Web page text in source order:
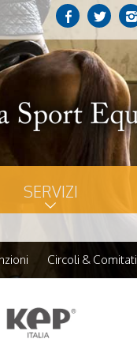
SERVIZI
Circoli & Comitati